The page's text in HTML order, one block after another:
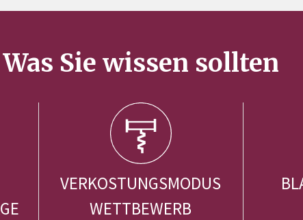
Was Sie wissen sollten
VERKOSTUNGSMODUS
WETTBEWERB